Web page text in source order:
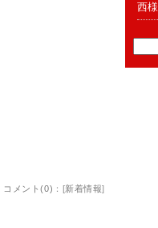
コメント(0) ：[新着情報]
西様